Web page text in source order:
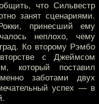
что Сильвестр
занят сценариями.
принесший ему
неплохо, чему
Ко второму Рэмбо
с Джеймсом
который поставил
заботами двух
успех — в